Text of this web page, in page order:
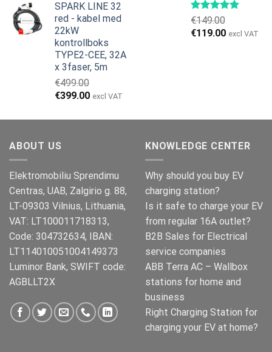
var:
€999.00.
er:
€979.00.
SPARK LINE 32
red - kabel med
22kW
kontrollboks
TYPE2-CEE, 32A
x 3faser, 5m
€499.00
Opprinnelig
var:
€399.00Nåværende
er:
excl VAT
€149.00
Opprinnelig
€119.00 excl VAT
ABOUT US
Elektromobiliu Sprendimu
Centras, UAB, Zalgirio g. 88,
LT-09303 Vilnius, Lithuania,
VAT: LT100011718313,
Code: 304732634, IBAN:
LT114010051004149373
Luminor Bank, SWIFT code:
AGBLLT2X
KNOWLEDGE CENTER
Why should you buy EV
charging station?
Is it safe to charge your EV
from regular 16A outlet?
B2B Sales for Electrical
service companies
ABB Terra AC – Wallbox
stations for home and
business
Right Charging Station for
charging your EV at home?